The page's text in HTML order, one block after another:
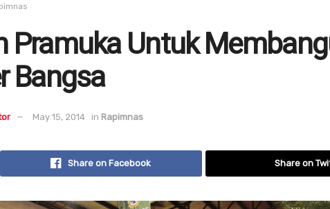
Pramuka Untuk
Bangsa
May 15, 2014 in Rapimnas
Share on Facebook Share on